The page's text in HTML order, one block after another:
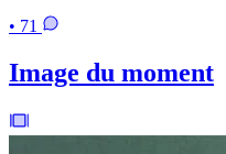
• 71
Image du moment